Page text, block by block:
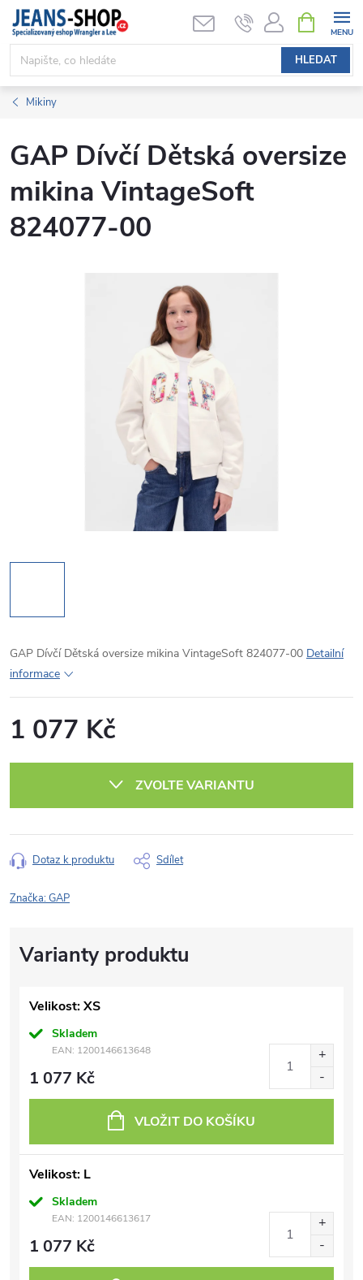
Přejít
obsah
HLEDAT
NÁKUPNÍ
KOŠÍK
Mikiny
GAP Dívčí Dětská oversize
mikina VintageSoft
824077-00
GAP Dívčí Dětská oversize mikina VintageSoft 824077-00 Detailní
informace
1 077 Kč
ZVOLTE VARIANTU
Dotaz k produktu Sdílet
Značka:GAP
Velikost: XS
Skladem
EAN: 1200146613648
1 077 Kč
VLOŽIT DO KOŠÍKU
Velikost: L
Skladem
EAN: 1200146613617
1 077 Kč